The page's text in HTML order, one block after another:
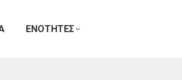
ΕΝΟΤΗΤΕΣ